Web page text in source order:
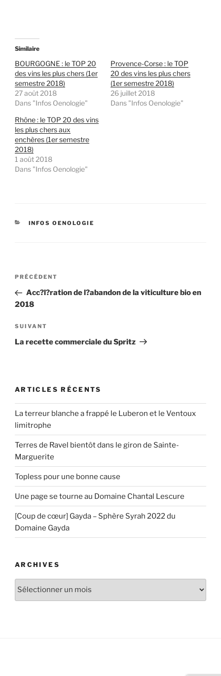
Similaire
BOURGOGNE : le TOP 20
des vins les plus chers (1er
semestre 2018)
27 août 2018
Dans "Infos Oenologie"
Provence-Corse : le TOP
20 des vins les plus chers
(1er semestre 2018)
26 juillet 2018
Dans "Infos Oenologie"
Rhône : le TOP 20 des vins
les plus chers aux
enchères (1er semestre
2018)
1 août 2018
Dans "Infos Oenologie"
CATÉGORIES
INFOS OENOLOGIE
Navigation
l’article
Article
précédent
PRÉCÉDENT
Acc?l?ration de l?abandon de la viticulture bio en
2018
Article
suivant
SUIVANT
La recette commerciale du Spritz
ARTICLES RÉCENTS
La terreur blanche a frappé le Luberon et le Ventoux
limitrophe
Terres de Ravel bientôt dans le giron de Sainte-
Marguerite
Topless pour une bonne cause
Une page se tourne au Domaine Chantal Lescure
[Coup de cœur] Gayda – Sphère Syrah 2022 du
Domaine Gayda
ARCHIVES
Archives